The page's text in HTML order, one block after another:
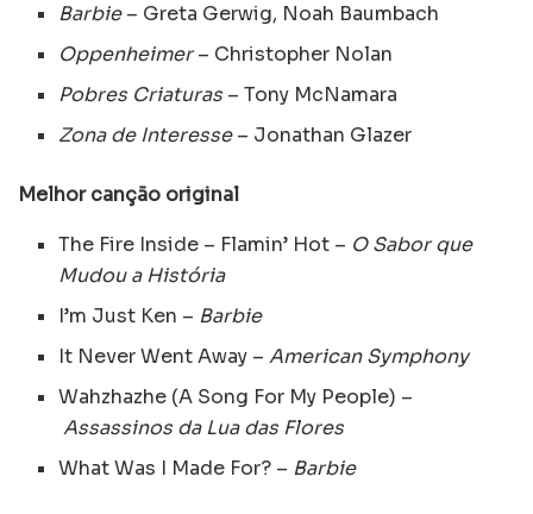
Barbie– Greta Gerwig, Noah Baumbach
Oppenheimer– Christopher Nolan
Pobres Criaturas – Tony McNamara
Zona de Interesse– Jonathan Glazer
Melhor canção original
The Fire Inside – Flamin’ Hot – O Sabor que
Mudou a História
I’m Just Ken – Barbie
It Never Went Away –American Symphony
Wahzhazhe (A Song For My People) –
Assassinos da Lua das Flores
What Was I Made For? – Barbie